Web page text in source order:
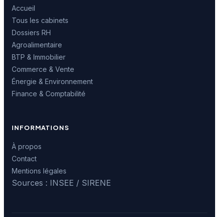
Accueil
Tous les cabinets
Dossiers RH
Agroalimentaire
BTP & Immobilier
Commerce & Vente
Énergie & Environnement
Finance & Comptabilité
INFORMATIONS
À propos
Contact
Mentions légales
Sources : INSEE / SIRENE